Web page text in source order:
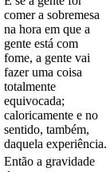
comer a sobremesa
na hora em que a
gente está com
fome, a gente vai
fazer uma coisa
totalmente
equivocada;
caloricamente e no
sentido, também,
daquela experiência.
Então a gravidade